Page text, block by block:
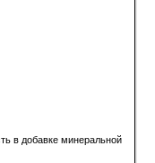
в добавке минеральной